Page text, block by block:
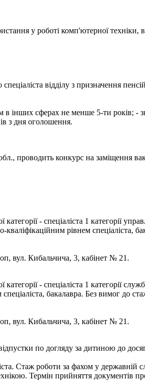
у роботі комп'ютерної техніки,
відділу з призначення
в інших сферах не менше 5-ти років; -
з дня оголошення.
проводить конкурс на заміщення
- спеціаліста 1 категорії
рівнем спеціаліста,
вул. Кибальчича, 3, кабінет № 21.
- спеціаліста 1 категорії
бакалавра. Без вимог до
вул. Кибальчича, 3, кабінет № 21.
по догляду за дитиною до
Стаж роботи за фахом у державній
Термін прийняття документів